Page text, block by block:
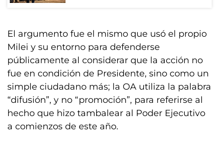
El argumento fue el mismo que usó el propio
Milei y su entorno para defenderse
públicamente al considerar que la acción no
fue en condición de Presidente, sino como un
simple ciudadano más; la OA utiliza la palabra
“difusión”, y no “promoción”, para referirse al
hecho que hizo tambalear al Poder Ejecutivo
a comienzos de este año.